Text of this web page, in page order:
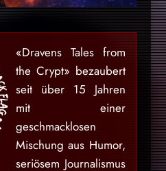
«Dravens Tales from
the Crypt» bezaubert
seit über 15 Jahren
mit einer
geschmacklosen
Mischung aus Humor,
seriösem Journalismus